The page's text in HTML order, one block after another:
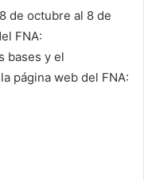
de octubre al 8 de
FNA:
bases y el
página web del FNA: